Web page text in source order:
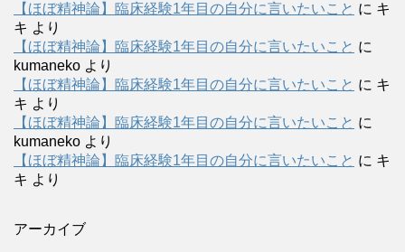
【ほぼ精神論】臨床経験1年目の自分に言いたいこと に キ
キ より
【ほぼ精神論】臨床経験1年目の自分に言いたいこと に
kumaneko より
【ほぼ精神論】臨床経験1年目の自分に言いたいこと に キ
キ より
【ほぼ精神論】臨床経験1年目の自分に言いたいこと に
kumaneko より
【ほぼ精神論】臨床経験1年目の自分に言いたいこと に キ
キ より
アーカイブ